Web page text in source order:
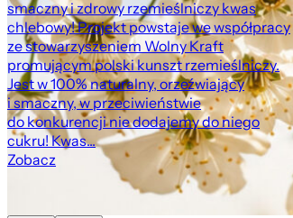
smaczny i zdrowy rzemieślniczy kwas
chlebowy! Projekt powstaje we współpracy
ze stowarzyszeniem Wolny Kraft
promującym polski kunszt rzemieślniczy.
Jest w 100% naturalny, orzeźwiający
i smaczny, w przeciwieństwie
do konkurencji nie dodajemy do niego
cukru! Kwas...
Zobacz